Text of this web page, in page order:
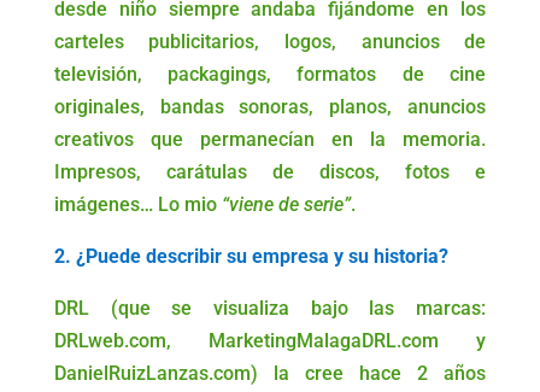
desde niño siempre andaba fijándome en los
carteles publicitarios, logos, anuncios de
televisión, packagings, formatos de cine
originales, bandas sonoras, planos, anuncios
creativos que permanecían en la memoria.
Impresos, carátulas de discos, fotos e
imágenes… Lo mio “viene de serie”.
2. ¿Puede describir su empresa y su historia?
DRL (que se visualiza bajo las marcas:
DRLweb.com, MarketingMalagaDRL.com y
DanielRuizLanzas.com) la cree hace 2 años